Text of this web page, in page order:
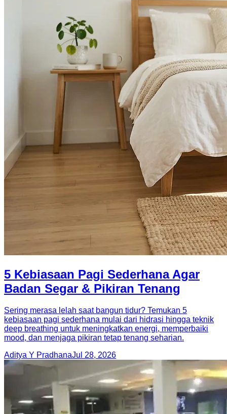
5 Kebiasaan Pagi Sederhana Agar
Badan Segar & Pikiran Tenang
Sering merasa lelah saat bangun tidur? Temukan 5
kebiasaan pagi sederhana mulai dari hidrasi hingga teknik
deep breathing untuk meningkatkan energi, memperbaiki
mood, dan menjaga pikiran tetap tenang seharian.
Aditya Y PradhanaJul 28, 2026